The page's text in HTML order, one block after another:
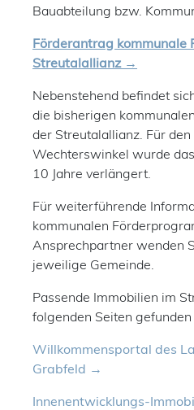
Bauabteilung bzw.
Förderantrag kommunale
Streutalallianz
Nebenstehend befindet
die bisherigen
der Streutalallianz. Für
Wechterswinkel wurde
10 Jahre verlängert.
Für weiterführende
kommunalen
Ansprechpartner wenden
jeweilige Gemeinde.
Passende Immobilien im
folgenden Seiten
Willkommensportal des
Grabfeld
Innenentwicklungs-